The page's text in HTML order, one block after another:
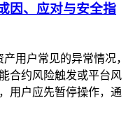
因、应对与安全指
用户常见的异常情况，
合约风险触发或平台风
用户应先暂停操作，通